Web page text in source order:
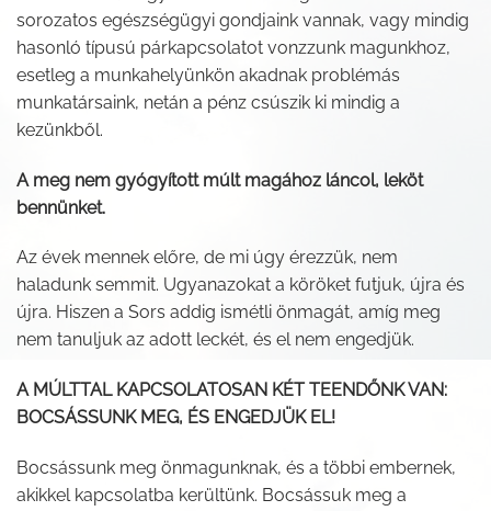
sorozatos egészségügyi gondjaink vannak, vagy mindig
hasonló típusú párkapcsolatot vonzzunk magunkhoz,
esetleg a munkahelyünkön akadnak problémás
munkatársaink, netán a pénz csúszik ki mindig a
kezünkből.
A meg nem gyógyított múlt magához láncol, leköt
bennünket.
Az évek mennek előre, de mi úgy érezzük, nem
haladunk semmit. Ugyanazokat a köröket futjuk, újra és
újra. Hiszen a Sors addig ismétli önmagát, amíg meg
nem tanuljuk az adott leckét, és el nem engedjük.
A MÚLTTAL KAPCSOLATOSAN KÉT TEENDŐNK VAN:
BOCSÁSSUNK MEG, ÉS ENGEDJÜK EL!
Bocsássunk meg önmagunknak, és a többi embernek,
akikkel kapcsolatba kerültünk. Bocsássuk meg a